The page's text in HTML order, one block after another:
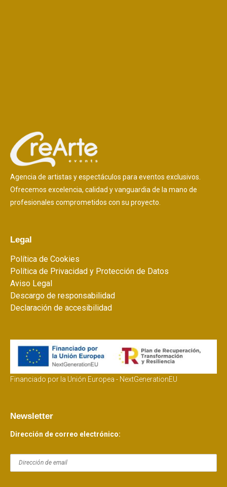
Agencia de artistas y espectáculos para eventos exclusivos.
Ofrecemos excelencia, calidad y vanguardia de la mano de
profesionales comprometidos con su proyecto.
Legal
Política de Cookies
Política de Privacidad y Protección de Datos
Aviso Legal
Descargo de responsabilidad
Declaración de accesibilidad
Financiado por la Unión Europea - NextGenerationEU
Newsletter
Dirección de correo electrónico: